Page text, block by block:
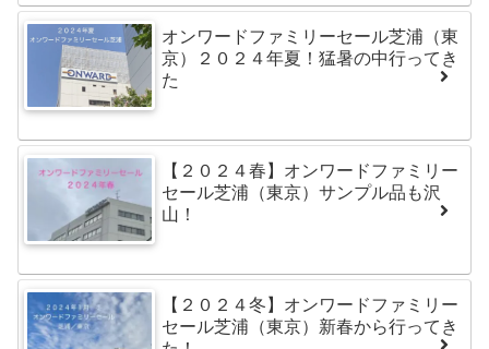
オンワードファミリーセール芝浦（東
京）２０２４年夏！猛暑の中行ってき
た
【２０２４春】オンワードファミリー
セール芝浦（東京）サンプル品も沢
山！
【２０２４冬】オンワードファミリー
セール芝浦（東京）新春から行ってき